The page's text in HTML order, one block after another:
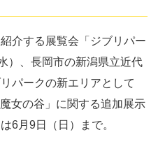
介する展覧会「ジブリパー
）、長岡市の新潟県立近代
パークの新エリアとして
女の谷」に関する追加展示
6月9日（日）まで。